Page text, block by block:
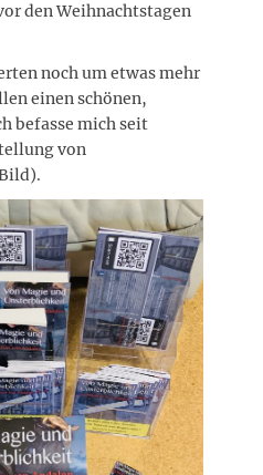
den Weihnachtstagen
noch um etwas mehr
einen schönen,
befasse mich seit
von